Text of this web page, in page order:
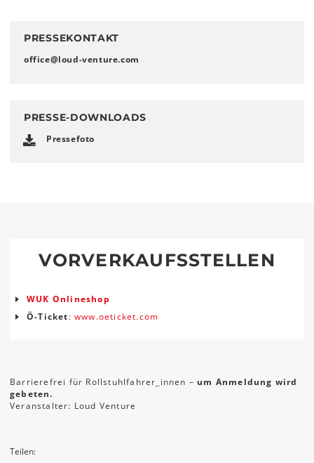
PRESSEKONTAKT
office@loud-venture.com
PRESSE-DOWNLOADS
Pressefoto
VORVERKAUFSSTELLEN
WUK Onlineshop
Ö-Ticket:www.oeticket.com
Barrierefrei für Rollstuhlfahrer_innen – um Anmeldung wird
gebeten.
Veranstalter: Loud Venture
Teilen: